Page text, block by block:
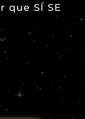
que SÍ SE